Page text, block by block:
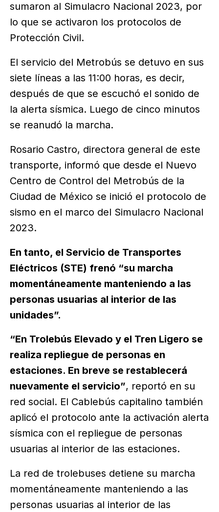
sumaron al Simulacro Nacional 2023, por
lo que se activaron los protocolos de
Protección Civil.
El servicio del Metrobús se detuvo en sus
siete líneas a las 11:00 horas, es decir,
después de que se escuchó el sonido de
la alerta sísmica. Luego de cinco minutos
se reanudó la marcha.
Rosario Castro, directora general de este
transporte, informó que desde el Nuevo
Centro de Control del Metrobús de la
Ciudad de México se inició el protocolo de
sismo en el marco del Simulacro Nacional
2023.
En tanto, el Servicio de Transportes
Eléctricos (STE) frenó “su marcha
momentáneamente manteniendo a las
personas usuarias al interior de las
unidades”.
“En Trolebús Elevado y el Tren Ligero se
realiza repliegue de personas en
estaciones. En breve se restablecerá
nuevamente el servicio”, reportó en su
red social. El Cablebús capitalino también
aplicó el protocolo ante la activación alerta
sísmica con el repliegue de personas
usuarias al interior de las estaciones.
La red de trolebuses detiene su marcha
momentáneamente manteniendo a las
personas usuarias al interior de las